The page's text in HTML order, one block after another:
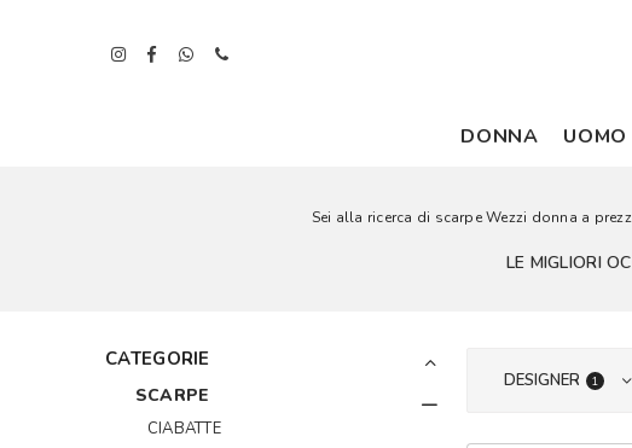
DONNA UOMO
Sei alla ricerca di scarpe Wezzi donna a
LE MIGLIORI
CATEGORIE
SCARPE
CIABATTE
DESIGNER 1